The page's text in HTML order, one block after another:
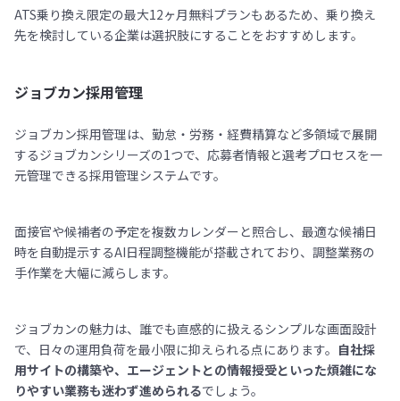
ATS乗り換え限定の最大12ヶ月無料プランもあるため、乗り換え
先を検討している企業は選択肢にすることをおすすめします。
ジョブカン採用管理
ジョブカン採用管理は、勤怠・労務・経費精算など多領域で展開
するジョブカンシリーズの1つで、応募者情報と選考プロセスを一
元管理できる採用管理システムです。
面接官や候補者の予定を複数カレンダーと照合し、最適な候補日
時を自動提示するAI日程調整機能が搭載されており、調整業務の
手作業を大幅に減らします。
ジョブカンの魅力は、誰でも直感的に扱えるシンプルな画面設計
で、日々の運用負荷を最小限に抑えられる点にあります。 自社採
用サイトの構築や、エージェントとの情報授受といった煩雑にな
りやすい業務も迷わず進められるでしょう。